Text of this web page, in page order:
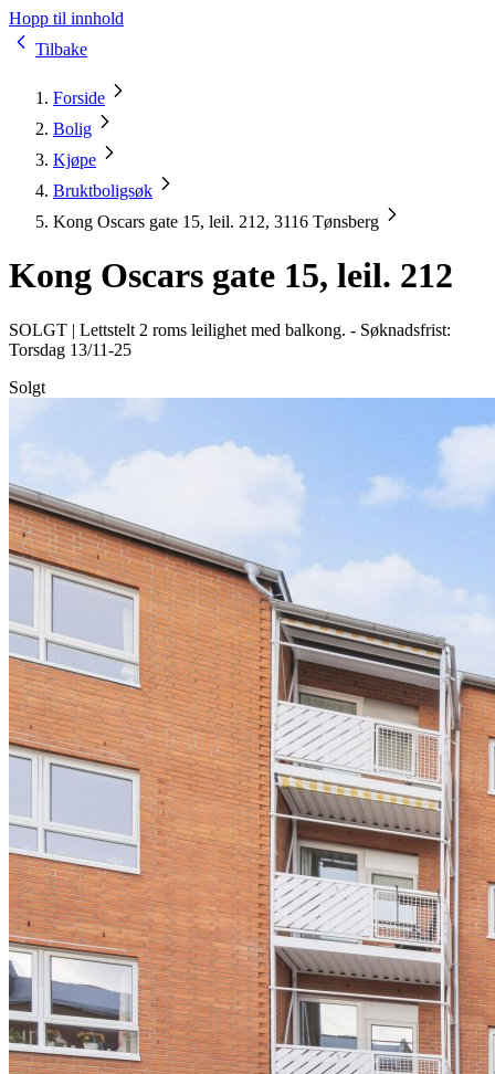
Hopp til innhold
Tilbake
Forside
Bolig
Kjøpe
Bruktboligsøk
Kong Oscars gate 15, leil. 212, 3116 Tønsberg
Kong Oscars gate 15, leil. 212
SOLGT | Lettstelt 2 roms leilighet med balkong. - Søknadsfrist:
Torsdag 13/11-25
Solgt